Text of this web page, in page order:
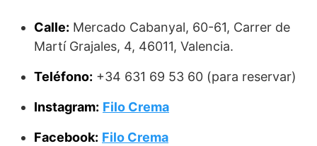
Calle: Mercado Cabanyal, 60-61, Carrer de
Martí Grajales, 4, 46011, Valencia.
Teléfono: +34 631 69 53 60 (para reservar)
Instagram: Filo Crema
Facebook: Filo Crema